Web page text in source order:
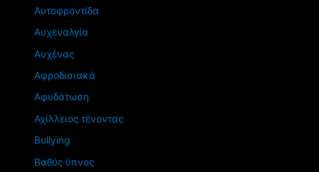
Αυτοφροντίδα
Αυχεναλγία
Αυχένας
Αφροδισιακά
Αφυδάτωση
Αχίλλειος τένοντας
Βullying
Βαθύς ύπνος